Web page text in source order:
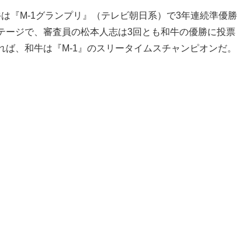
『M-1グランプリ』（テレビ朝日系）で3年連続準優勝
ージで、審査員の松本人志は3回とも和牛の優勝に投票
ば、和牛は『M-1』のスリータイムスチャンピオンだ。